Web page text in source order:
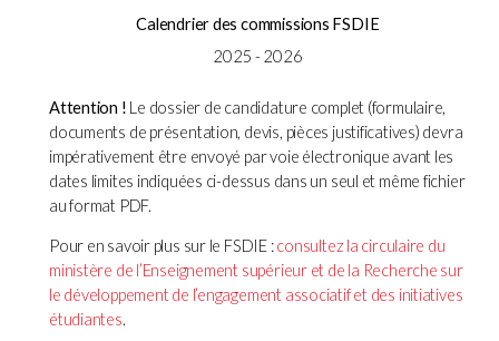
Calendrier des commissions FSDIE
2025 - 2026
Attention ! Le dossier de candidature complet (formulaire,
documents de présentation, devis, pièces justificatives) devra
impérativement être envoyé par voie électronique avant les
dates limites indiquées ci-dessus dans un seul et même fichier
au format PDF.
Pour en savoir plus sur le FSDIE :consultez la circulaire du
ministère de l’Enseignement supérieur et de la Recherche sur
le développement de l’engagement associatif et des initiatives
étudiantes.